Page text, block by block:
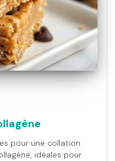
pour une collation
idéales pour